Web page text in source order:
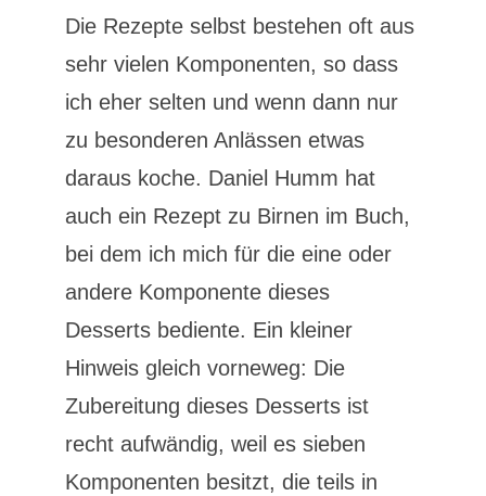
Die Rezepte selbst bestehen oft aus
sehr vielen Komponenten, so dass
ich eher selten und wenn dann nur
zu besonderen Anlässen etwas
daraus koche. Daniel Humm hat
auch ein Rezept zu Birnen im Buch,
bei dem ich mich für die eine oder
andere Komponente dieses
Desserts bediente. Ein kleiner
Hinweis gleich vorneweg: Die
Zubereitung dieses Desserts ist
recht aufwändig, weil es sieben
Komponenten besitzt, die teils in